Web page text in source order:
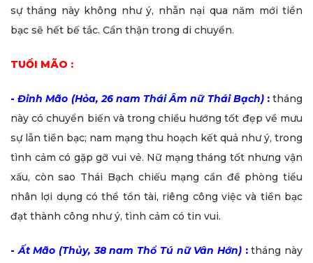
sự tháng này không như ý, nhẫn nại qua năm mới tiền
bạc sẽ hết bế tắc. Cẩn thận trong di chuyển.
TUỔI MÃO :
-Đinh Mão (Hỏa, 26 nam Thái Âm nữ Thái Bạch) :tháng
này có chuyển biến và trong chiều hướng tốt đẹp về mưu
sự lẫn tiền bạc; nam mạng thu hoạch kết quả như ý, trong
tình cảm có gặp gỡ vui vẻ. Nữ mạng tháng tốt nhưng vận
xấu, còn sao Thái Bạch chiếu mạng cần đề phòng tiểu
nhân lợi dụng có thể tổn tài, riêng công việc và tiền bạc
đạt thành công như ý, tình cảm có tin vui.
-Ất Mão (Thủy, 38 nam Thổ Tú nữ Vân Hớn):tháng này